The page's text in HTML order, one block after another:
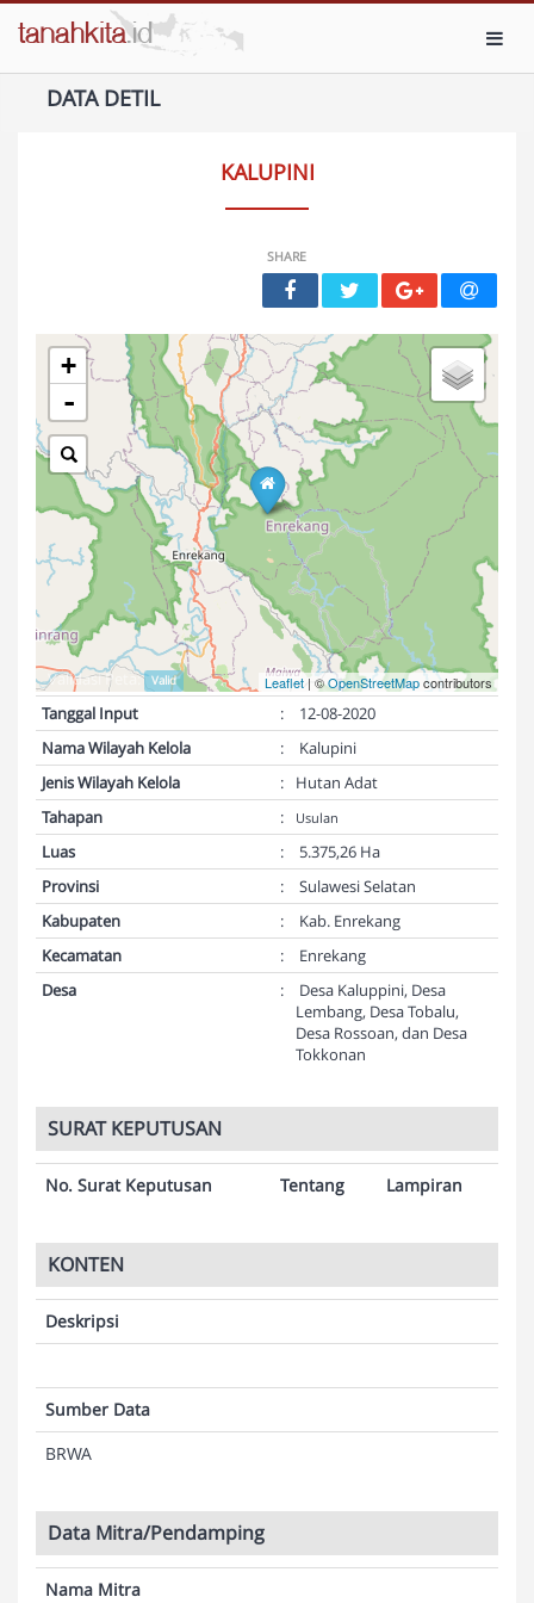
DATA DETIL
KALUPINI
SHARE
+
-
Leaflet| ©OpenStreetMapcontributors
Validasi Peta: Valid
Tanggal Input :
12-08-2020
Nama Wilayah Kelola
:
Kalupini
Jenis Wilayah Kelola
:
Hutan Adat
Tahapan
: Usulan
Luas :
5.375,26 Ha
Provinsi
:
Sulawesi Selatan
Kabupaten
:
Kab. Enrekang
Kecamatan
:
Enrekang
Desa
:
Desa Kaluppini, Desa
Lembang, Desa Tobalu,
Desa Rossoan, dan Desa
Tokkonan
SURAT KEPUTUSAN
No. Surat Keputusan Tentang Lampiran
KONTEN
Deskripsi
Sumber Data
BRWA
Data Mitra/Pendamping
Nama Mitra